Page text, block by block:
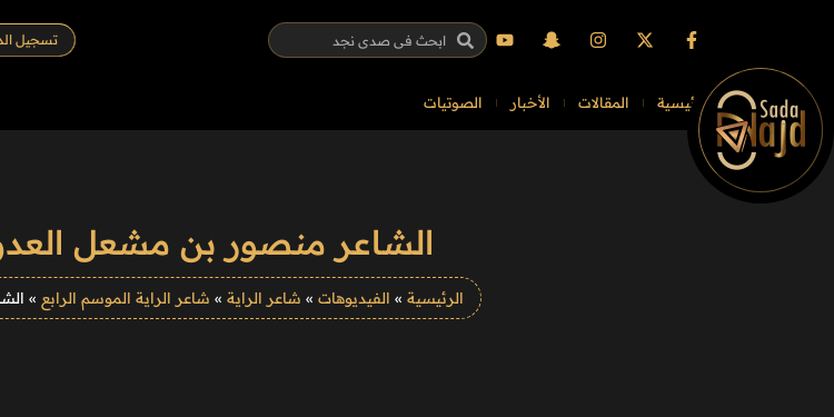
تسجيل
الرئيسية المقالات الأخبار الصوتيات
الشاعر منصور بن مشعل
الرئيسية » الفيديوهات » شاعر الراية » شاعر الراية الموسم الرابع »